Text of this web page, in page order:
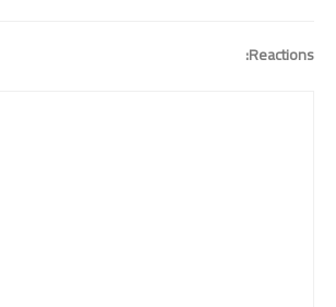
Reactions: